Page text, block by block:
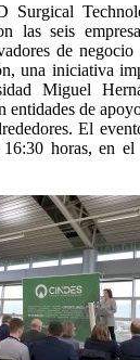
las seis
de
una iniciativa
Miguel
entidades de
El
horas, en